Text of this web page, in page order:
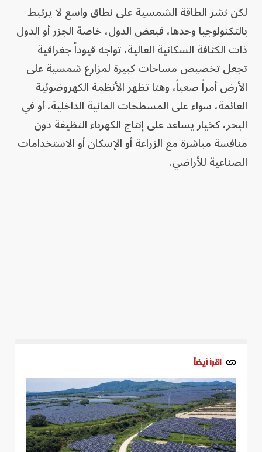
لكن نشر الطاقة الشمسية على نطاق واسع لا يرتبط
بالتكنولوجيا وحدها، فبعض الدول، خاصة الجزر أو الدول
ذات الكثافة السكانية العالية، تواجه قيوداً جغرافية
تجعل تخصيص مساحات كبيرة لمزارع شمسية على
الأرض أمراً صعباً، وهنا تظهر الأنظمة الكهروضوئية
العائمة، سواء على المسطحات المائية الداخلية، أو في
البحر، كخيار يساعد على إنتاج الكهرباء النظيفة دون
منافسة مباشرة مع الزراعة أو الإسكان أو الاستخدامات
الصناعية للأراضي.
اقرأ أيضاً